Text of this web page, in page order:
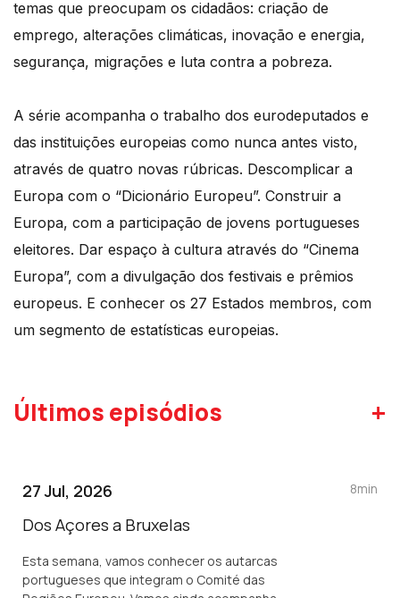
temas que preocupam os cidadãos: criação de
emprego, alterações climáticas, inovação e energia,
segurança, migrações e luta contra a pobreza.
A série acompanha o trabalho dos eurodeputados e
das instituições europeias como nunca antes visto,
através de quatro novas rúbricas. Descomplicar a
Europa com o “Dicionário Europeu”. Construir a
Europa, com a participação de jovens portugueses
eleitores. Dar espaço à cultura através do “Cinema
Europa”, com a divulgação dos festivais e prêmios
europeus. E conhecer os 27 Estados membros, com
um segmento de estatísticas europeias.
Últimos episódios +
27 Jul, 2026
Dos Açores a Bruxelas
Esta semana, vamos conhecer os autarcas
portugueses que integram o Comité das
8min